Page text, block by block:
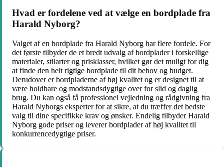
Hvad er fordelene ved at vælge en bordplade fra
Harald Nyborg?
Valget af en bordplade fra Harald Nyborg har flere fordele. For
det første tilbyder de et bredt udvalg af bordplader i forskellige
materialer, stilarter og prisklasser, hvilket gør det muligt for dig
at finde den helt rigtige bordplade til dit behov og budget.
Derudover er bordpladerne af høj kvalitet og er designet til at
være holdbare og modstandsdygtige over for slid og daglig
brug. Du kan også få professionel vejledning og rådgivning fra
Harald Nyborgs eksperter for at sikre, at du træffer det bedste
valg til dine specifikke krav og ønsker. Endelig tilbyder Harald
Nyborg gode priser og leverer bordplader af høj kvalitet til
konkurrencedygtige priser.